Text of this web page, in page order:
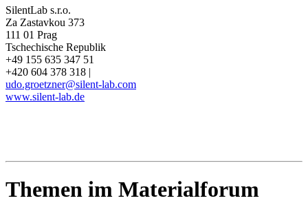
SilentLab s.r.o.
Za Zastavkou 373
111 01 Prag
Tschechische Republik
+49 155 635 347 51
+420 604 378 318 |
udo.groetzner@silent-lab.com
www.silent-lab.de
Themen im Materialforum